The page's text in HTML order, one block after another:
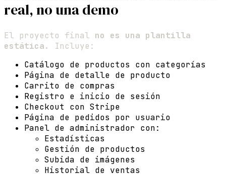
real, no una demo
El proyecto final no es una plantilla
estática. Incluye:
Catálogo de productos con categorías
Página de detalle de producto
Carrito de compras
Registro e inicio de sesión
Checkout con Stripe
Página de pedidos por usuario
Panel de administrador con:
Estadísticas
Gestión de productos
Subida de imágenes
Historial de ventas